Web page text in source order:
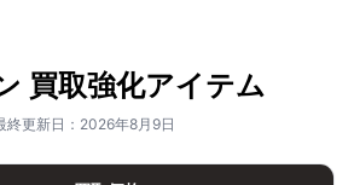
買取強化アイテム
終更新日：2026年8月9日